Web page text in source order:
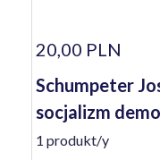
20,00 PLN
Schumpeter
socjalizm
1 produkt/y